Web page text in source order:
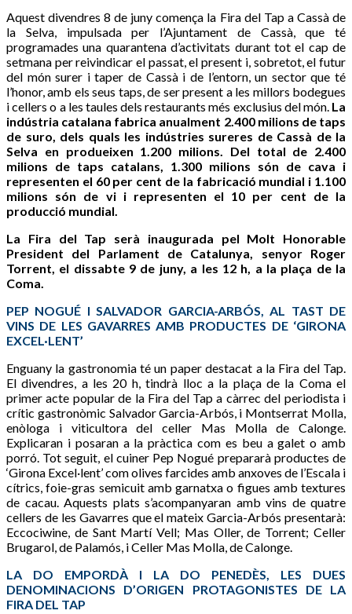
Aquest divendres 8 de juny comença la Fira del Tap a Cassà de
la Selva, impulsada per l’Ajuntament de Cassà, que té
programades una quarantena d’activitats durant tot el cap de
setmana per reivindicar el passat, el present i, sobretot, el futur
del món surer i taper de Cassà i de l’entorn, un sector que té
l’honor, amb els seus taps, de ser present a les millors bodegues
i cellers o a les taules dels restaurants més exclusius del món. La
indústria catalana fabrica anualment 2.400 milions de taps
de suro, dels quals les indústries sureres de Cassà de la
Selva en produeixen 1.200 milions. Del total de 2.400
milions de taps catalans, 1.300 milions són de cava i
representen el 60 per cent de la fabricació mundial i 1.100
milions són de vi i representen el 10 per cent de la
producció mundial.
La Fira del Tap serà inaugurada pel Molt Honorable
President del Parlament de Catalunya, senyor Roger
Torrent, el dissabte 9 de juny, a les 12 h, a la plaça de la
Coma.
PEP NOGUÉ I SALVADOR GARCIA-ARBÓS, AL TAST DE
VINS DE LES GAVARRES AMB PRODUCTES DE ‘GIRONA
EXCEL·LENT’
Enguany la gastronomia té un paper destacat a la Fira del Tap.
El divendres, a les 20 h, tindrà lloc a la plaça de la Coma el
primer acte popular de la Fira del Tap a càrrec del periodista i
crític gastronòmic Salvador Garcia-Arbós, i Montserrat Molla,
enòloga i viticultora del celler Mas Molla de Calonge.
Explicaran i posaran a la pràctica com es beu a galet o amb
porró. Tot seguit, el cuiner Pep Nogué prepararà productes de
‘Girona Excel·lent’ com olives farcides amb anxoves de l’Escala i
cítrics, foie-gras semicuit amb garnatxa o figues amb textures
de cacau. Aquests plats s’acompanyaran amb vins de quatre
cellers de les Gavarres que el mateix Garcia-Arbós presentarà:
Eccociwine, de Sant Martí Vell; Mas Oller, de Torrent; Celler
Brugarol, de Palamós, i Celler Mas Molla, de Calonge.
LA DO EMPORDÀ I LA DO PENEDÈS, LES DUES
DENOMINACIONS D’ORIGEN PROTAGONISTES DE LA
FIRA DEL TAP